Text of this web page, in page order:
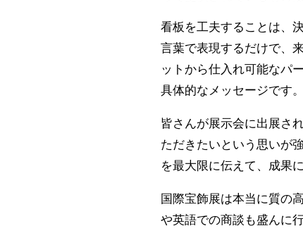
看板を工夫することは、
言葉で表現するだけで、
ットから仕入れ可能なパ
具体的なメッセージです。
皆さんが展示会に出展さ
ただきたいという思いが
を最大限に伝えて、成果
国際宝飾展は本当に質の
や英語での商談も盛んに